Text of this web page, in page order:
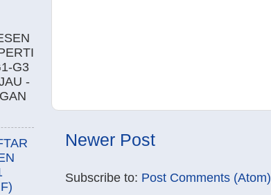
Newer Post
Subscribe to: Post Comments (Atom)
G3
-